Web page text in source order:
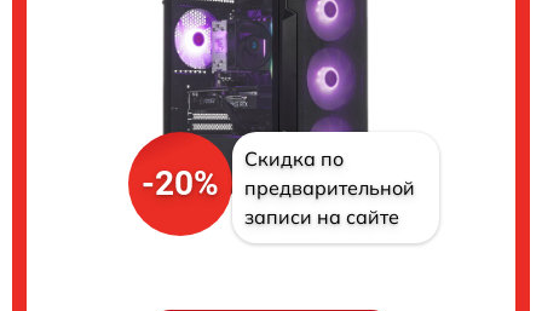
-20%
Скидка по
предварительной
записи на сайте